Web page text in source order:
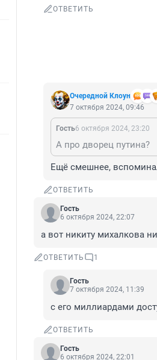
ОТВЕТИТЬ
Очередной Клоун
7 октября 2024, 09:46
Гость6 октября 2024, 23:20
А про дворец путина?
Ещё смешнее,
ОТВЕТИТЬ
Гость
6 октября 2024, 22:07
а вот никиту михалкова
ОТВЕТИТЬ 1
Гость
7 октября 2024, 11:39
с его миллиардами
ОТВЕТИТЬ
Гость
6 октября 2024, 22:01